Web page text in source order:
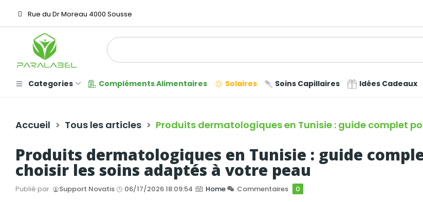
Rue du Dr Moreau 4000 Sousse
Categories Compléments Alimentaires Solaires Soins Capillaires Idées Cadeaux
Accueil Tous les articles Produits dermatologiques en Tunisie : guide complet
Produits dermatologiques en Tunisie : guide
choisir les soins adaptés à votre peau
Publié par Support Novatis 06/17/2026 18:09:54 Home Commentaires 0